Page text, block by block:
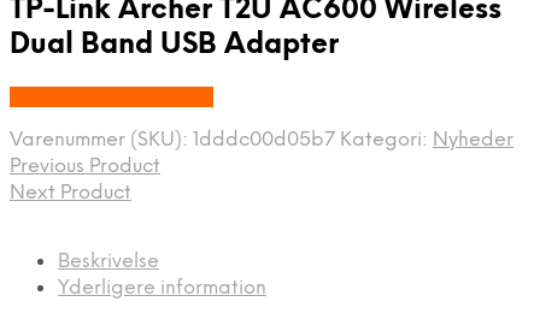
TP-Link Archer T2U AC600 Wireless
Dual Band USB Adapter
Varenummer (SKU): 1dddc00d05b7 Kategori: Nyheder
Previous Product
Next Product
Beskrivelse
Yderligere information